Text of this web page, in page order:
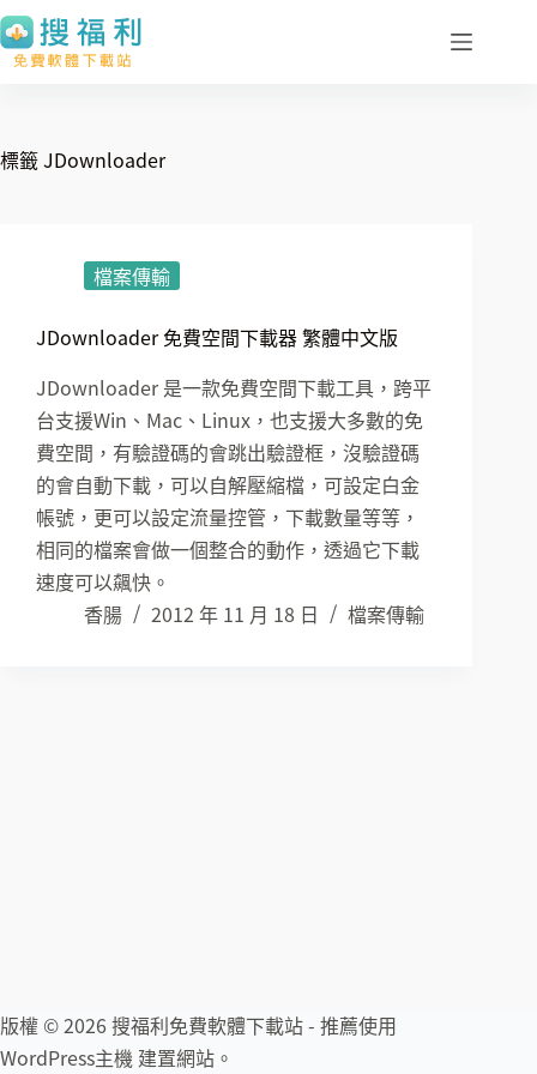
跳
至
內
容
標籤JDownloader
檔案傳輸
JDownloader 免費空間下載器 繁體中文版
JDownloader 是一款免費空間下載工具，跨平
台支援Win、Mac、Linux，也支援大多數的免
費空間，有驗證碼的會跳出驗證框，沒驗證碼
的會自動下載，可以自解壓縮檔，可設定白金
帳號，更可以設定流量控管，下載數量等等，
相同的檔案會做一個整合的動作，透過它下載
速度可以飆快。
香腸
2012 年 11 月 18 日 檔案傳輸
版權 © 2026 搜福利免費軟體下載站 - 推薦使用
WordPress主機 建置網站。